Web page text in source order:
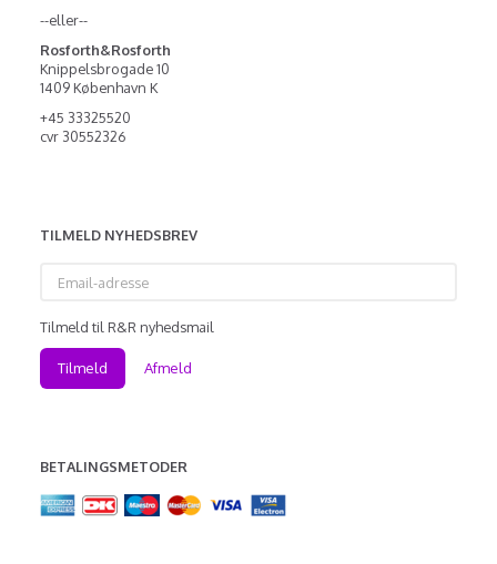
--eller--
Rosforth&Rosforth
Knippelsbrogade 10
1409 København K
+45 33325520
cvr 30552326
TILMELD NYHEDSBREV
adresse
Tilmeld til R&R nyhedsmail
Tilmeld Afmeld
BETALINGSMETODER